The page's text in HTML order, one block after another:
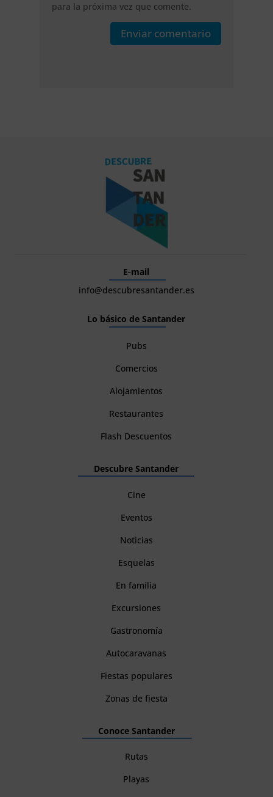
para la próxima vez que comente.
Enviar comentario
E-mail
info@descubresantander.es
Lo básico de Santander
Pubs
Comercios
Alojamientos
Restaurantes
Flash Descuentos
Descubre Santander
Cine
Eventos
Noticias
Esquelas
En familia
Excursiones
Gastronomía
Autocaravanas
Fiestas populares
Zonas de fiesta
Conoce Santander
Rutas
Playas